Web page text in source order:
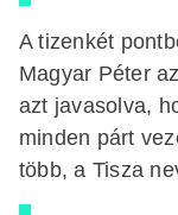
A tizenkét
Magyar Péter
azt javasolva,
minden párt
több, a Tisza